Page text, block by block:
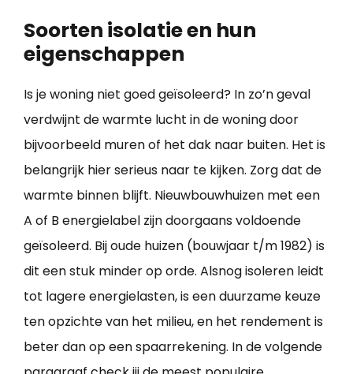
Soorten isolatie en hun
eigenschappen
Is je woning niet goed geïsoleerd? In zo’n geval
verdwijnt de warmte lucht in de woning door
bijvoorbeeld muren of het dak naar buiten. Het is
belangrijk hier serieus naar te kijken. Zorg dat de
warmte binnen blijft. Nieuwbouwhuizen met een
A of B energielabel zijn doorgaans voldoende
geïsoleerd. Bij oude huizen (bouwjaar t/m 1982) is
dit een stuk minder op orde. Alsnog isoleren leidt
tot lagere energielasten, is een duurzame keuze
ten opzichte van het milieu, en het rendement is
beter dan op een spaarrekening. In de volgende